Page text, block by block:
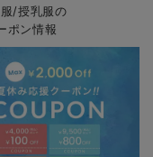
/授乳服の
ポン情報